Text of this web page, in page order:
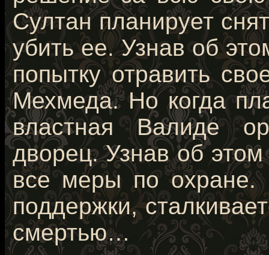
Султан планирует
убить ее. Узнав об
попытку отравить
Мехмеда. Но когда
властная Валиде
дворец. Узнав об
все меры по охране.
поддержки,
смертью…